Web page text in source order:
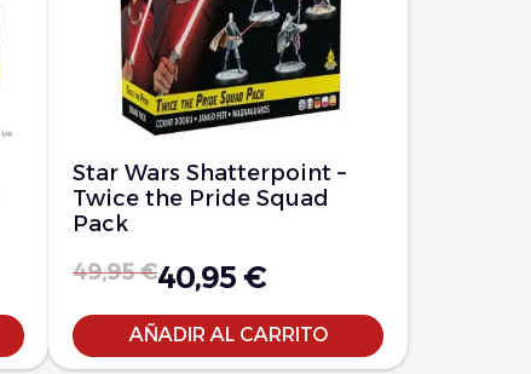
Star Wars Shatterpoint –
Twice the Pride Squad
Pack
49,95€40,95 €
AÑADIR AL CARRITO